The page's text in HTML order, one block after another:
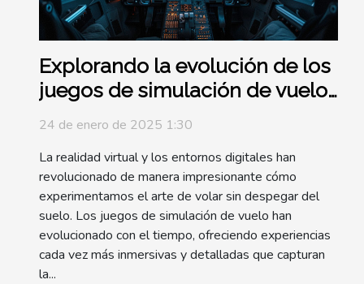
Explorando la evolución de los
juegos de simulación de vuelo
y su impacto
24 de enero de 2025 1:30
La realidad virtual y los entornos digitales han
revolucionado de manera impresionante cómo
experimentamos el arte de volar sin despegar del
suelo. Los juegos de simulación de vuelo han
evolucionado con el tiempo, ofreciendo experiencias
cada vez más inmersivas y detalladas que capturan
la...